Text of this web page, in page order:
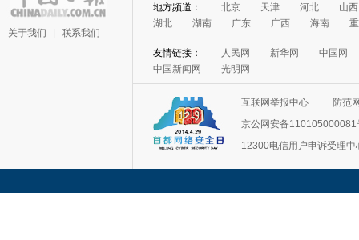
关于我们 联系我们
地方频道： 北京 天津 河北
山西
湖北
湖南 广东 广西 海南
友情链接： 人民网 新华网
中国网
中国新闻网
光明网
互联网举报中心
防范
京公网安备110105000081
12300电信用户申诉受理中